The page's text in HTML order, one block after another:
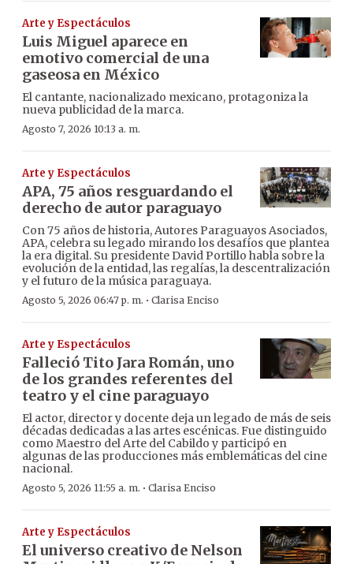
Arte y Espectáculos
Luis Miguel aparece en
emotivo comercial de una
gaseosa en México
El cantante, nacionalizado mexicano, protagoniza la
nueva publicidad de la marca.
Agosto 7, 2026 10:13 a. m.
Arte y Espectáculos
APA, 75 años resguardando el
derecho de autor paraguayo
Con 75 años de historia, Autores Paraguayos Asociados,
APA, celebra su legado mirando los desafíos que plantea
la era digital. Su presidente David Portillo habla sobre la
evolución de la entidad, las regalías, la descentralización
y el futuro de la música paraguaya.
Agosto 5, 2026 06:47 p. m. · Clarisa Enciso
Arte y Espectáculos
Falleció Tito Jara Román, uno
de los grandes referentes del
teatro y el cine paraguayo
El actor, director y docente deja un legado de más de seis
décadas dedicadas a las artes escénicas. Fue distinguido
como Maestro del Arte del Cabildo y participó en
algunas de las producciones más emblemáticas del cine
nacional.
Agosto 5, 2026 11:55 a. m. · Clarisa Enciso
Arte y Espectáculos
El universo creativo de Nelson